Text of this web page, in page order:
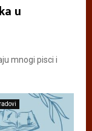
u
mnogi pisci i